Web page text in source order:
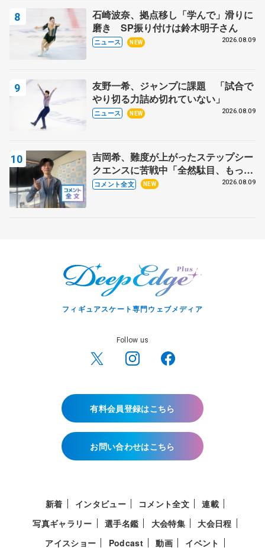
石崎波奈、拠点移し「学んで」滑りに
磨き SP振り付けは鈴木明子さん
ニュース NEW 2026.08.09
友野一希、ジャンプに課題 「試合で
やり切る力詰め切れていない」
ニュース NEW 2026.08.09
吉岡希、難度が上がったステップシー
クエンスに苦戦中「全然駄目、もっと
いいエッジで踏めるようにしたいな」
コメント全文 NEW 2026.08.09
フィギュアスケート専門ウェブメディア
Follow us
有料会員登録はこちら
お問い合わせはこちら
新着 インタビュー コメント全文
連載
写真ギャラリー
選手名鑑 大会特集
大会日程
アイスショー
Podcast 動画
イベント